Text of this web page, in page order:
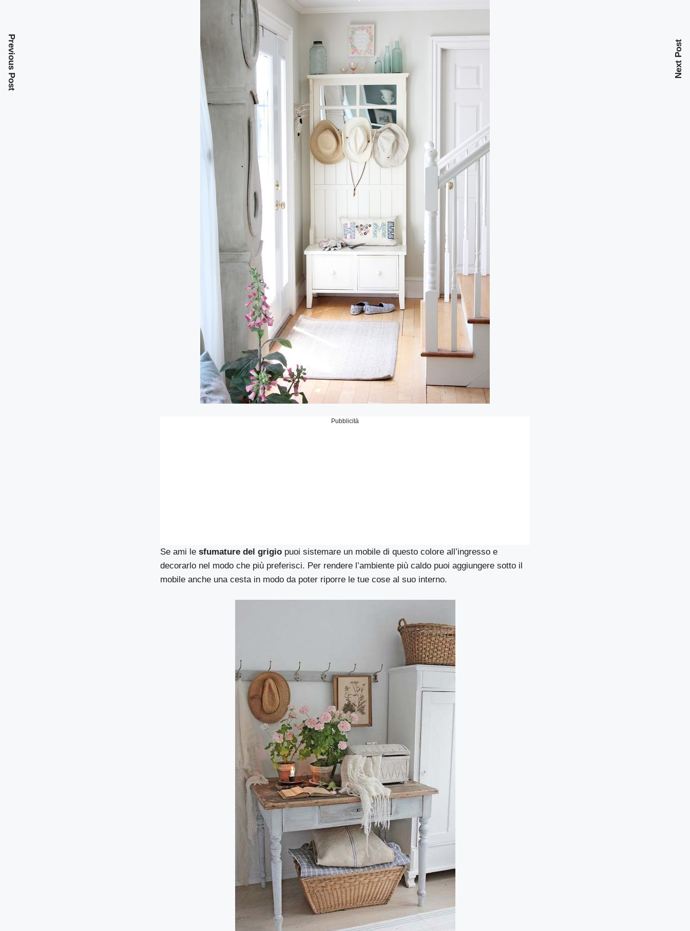
Pubblicità
Se ami lesfumature del grigio puoi sistemare un mobile di questo colore all’ingresso e
decorarlo nel modo che più preferisci. Per rendere l’ambiente più caldo puoi aggiungere sotto il
mobile anche una cesta in modo da poter riporre le tue cose al suo interno.
Previous Post Next Post